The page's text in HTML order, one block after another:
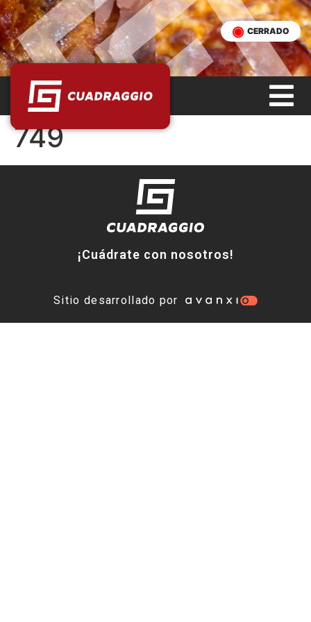
CERRADO
749
¡Cuádrate con nosotros!
Sitio desarrollado por